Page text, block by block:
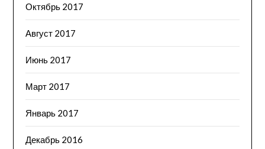
Октябрь 2017
Август 2017
Июнь 2017
Март 2017
Январь 2017
Декабрь 2016